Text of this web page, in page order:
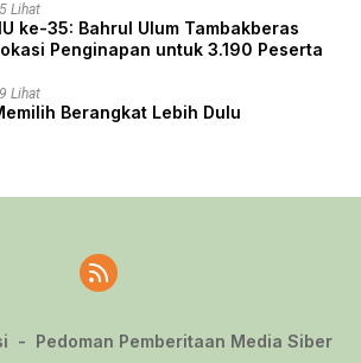
Lihat
ke-35: Bahrul Ulum Tambakberas
Penginapan untuk 3.190 Peserta
Lihat
Berangkat Lebih Dulu
Pedoman Pemberitaan Media Siber